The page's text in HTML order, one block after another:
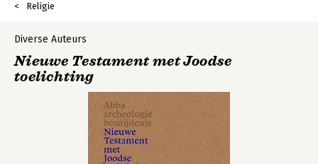
Religie
Diverse Auteurs
Nieuwe Testament met Joodse
toelichting